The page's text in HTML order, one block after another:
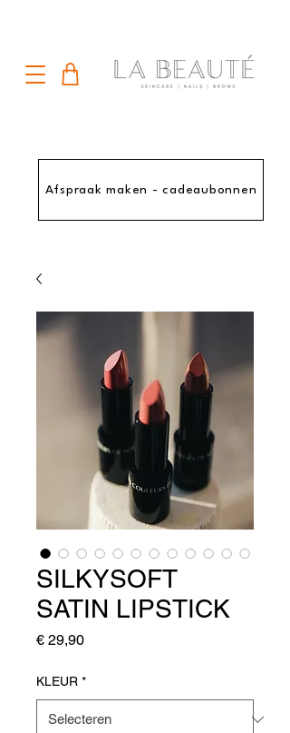
Afspraak maken - cadeaubonnen
SILKYSOFT
SATIN LIPSTICK
€ 29,90Prijs
KLEUR *